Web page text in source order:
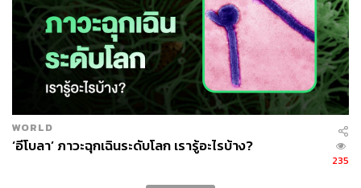
WORLD
‘อีโบลา’ ภาวะฉุกเฉินระดับโลก เรารู้อะไรบ้าง?
235